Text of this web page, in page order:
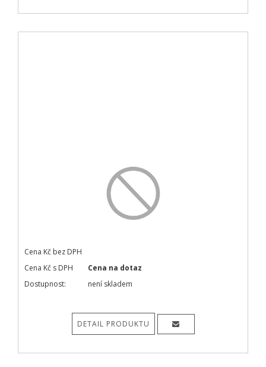
Cena Kč bez DPH
Cena Kč s DPH
Cena na dotaz
Dostupnost:
není skladem
DETAIL PRODUKTU